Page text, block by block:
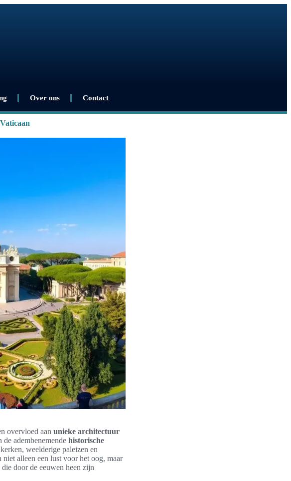
Over ons Contact
overvloed aan unieke architectuur
adembenemende historische
weelderige paleizen en
alleen een lust voor het oog, maar
door de eeuwen heen zijn